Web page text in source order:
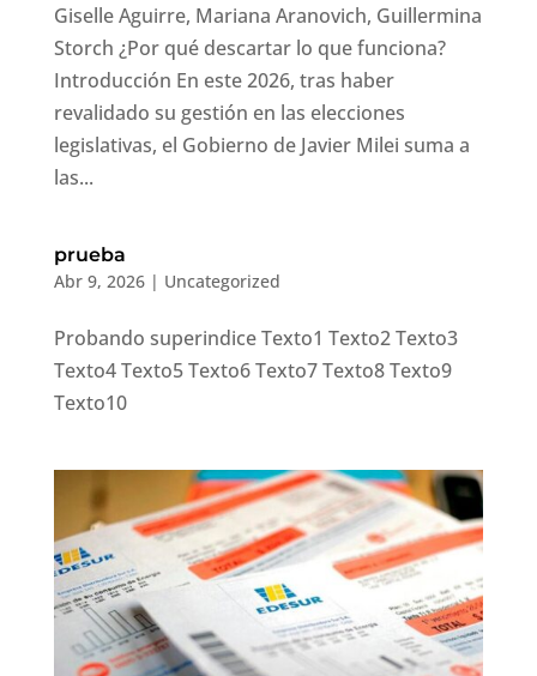
Giselle Aguirre, Mariana Aranovich, Guillermina
Storch ¿Por qué descartar lo que funciona?
Introducción En este 2026, tras haber
revalidado su gestión en las elecciones
legislativas, el Gobierno de Javier Milei suma a
las...
prueba
Abr 9, 2026| Uncategorized
Probando superindice Texto1 Texto2 Texto3
Texto4 Texto5 Texto6 Texto7 Texto8 Texto9
Texto10